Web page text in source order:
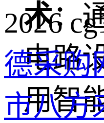
术：
电路
用智
2026
德采购
市八方